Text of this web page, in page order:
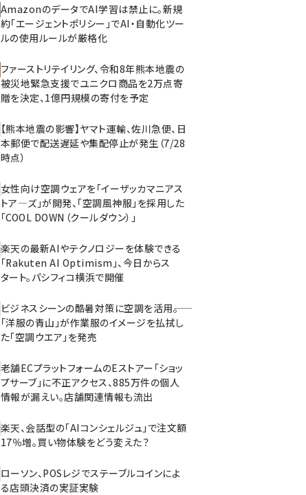
AmazonのデータでAI学習は禁止に。新規
約「エージェントポリシー」でAI・自動化ツー
ルの使用ルールが厳格化
ファーストリテイリング、令和8年熊本地震の
被災地緊急支援でユニクロ商品を2万点寄
贈を決定、1億円規模の寄付を予定
【熊本地震の影響】ヤマト運輸、佐川急便、日
本郵便で配送遅延や集配停止が発生（7/28
時点）
女性向け空調ウェアを「イーザッカマニアス
トア―ズ」が開発、「空調風神服」を採用した
「COOL DOWN（クールダウン）」
楽天の最新AIやテクノロジーを体験できる
「Rakuten AI Optimism」、今日からス
タート。パシフィコ横浜で開催
ビジネスシーンの酷暑対策に空調を活用――。
「洋服の青山」が作業服のイメージを払拭し
た「空調ウエア」を発売
老舗ECプラットフォームのEストアー「ショッ
プサーブ」に不正アクセス、885万件の個人
情報が漏えい。店舗関連情報も流出
楽天、会話型の「AIコンシェルジュ」で注文額
17％増。買い物体験をどう変えた？
ローソン、POSレジでステーブルコインによ
る店頭決済の実証実験